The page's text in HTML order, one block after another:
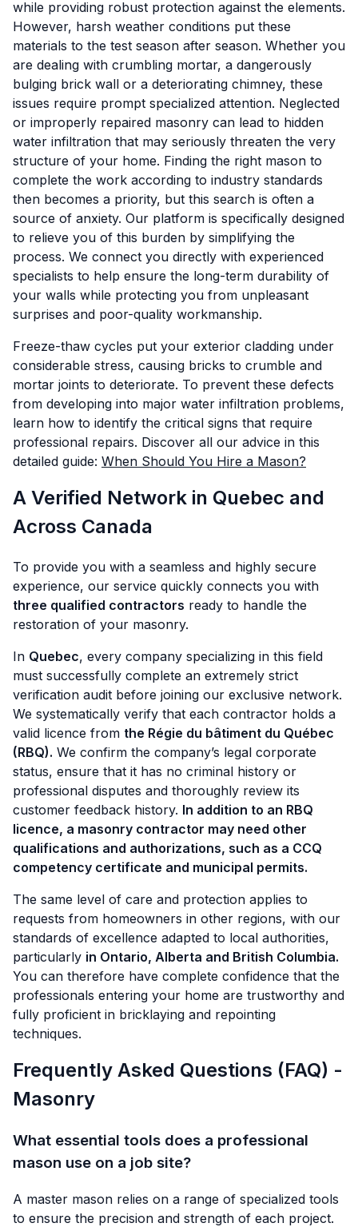
while providing robust protection against the elements.
However, harsh weather conditions put these
materials to the test season after season. Whether you
are dealing with crumbling mortar, a dangerously
bulging brick wall or a deteriorating chimney, these
issues require prompt specialized attention. Neglected
or improperly repaired masonry can lead to hidden
water infiltration that may seriously threaten the very
structure of your home. Finding the right mason to
complete the work according to industry standards
then becomes a priority, but this search is often a
source of anxiety. Our platform is specifically designed
to relieve you of this burden by simplifying the
process. We connect you directly with experienced
specialists to help ensure the long-term durability of
your walls while protecting you from unpleasant
surprises and poor-quality workmanship.
Freeze-thaw cycles put your exterior cladding under
considerable stress, causing bricks to crumble and
mortar joints to deteriorate. To prevent these defects
from developing into major water infiltration problems,
learn how to identify the critical signs that require
professional repairs. Discover all our advice in this
detailed guide: When Should You Hire a Mason?
A Verified Network in Quebec and
Across Canada
To provide you with a seamless and highly secure
experience, our service quickly connects you with
three qualified contractors ready to handle the
restoration of your masonry.
In Quebec, every company specializing in this field
must successfully complete an extremely strict
verification audit before joining our exclusive network.
We systematically verify that each contractor holds a
valid licence from the Régie du bâtiment du Québec
(RBQ). We confirm the company’s legal corporate
status, ensure that it has no criminal history or
professional disputes and thoroughly review its
customer feedback history. In addition to an RBQ
licence, a masonry contractor may need other
qualifications and authorizations, such as a CCQ
competency certificate and municipal permits.
The same level of care and protection applies to
requests from homeowners in other regions, with our
standards of excellence adapted to local authorities,
particularly in Ontario, Alberta and British Columbia.
You can therefore have complete confidence that the
professionals entering your home are trustworthy and
fully proficient in bricklaying and repointing
techniques.
Frequently Asked Questions (FAQ) -
Masonry
What essential tools does a professional
mason use on a job site?
A master mason relies on a range of specialized tools
to ensure the precision and strength of each project.